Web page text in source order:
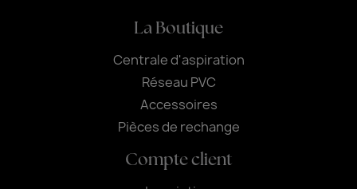
La Boutique
Centrale d'aspiration
Réseau PVC
Accessoires
Pièces de rechange
Compte client